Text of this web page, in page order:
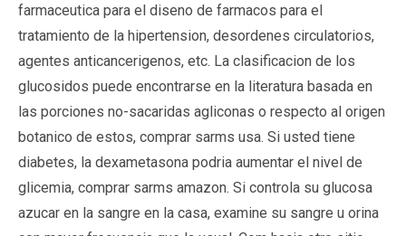
farmaceutica para el diseno de farmacos para el
tratamiento de la hipertension, desordenes circulatorios,
agentes anticancerigenos, etc. La clasificacion de los
glucosidos puede encontrarse en la literatura basada en
las porciones no-sacaridas agliconas o respecto al origen
botanico de estos, comprar sarms usa. Si usted tiene
diabetes, la dexametasona podria aumentar el nivel de
glicemia, comprar sarms amazon. Si controla su glucosa
azucar en la sangre en la casa, examine su sangre u orina